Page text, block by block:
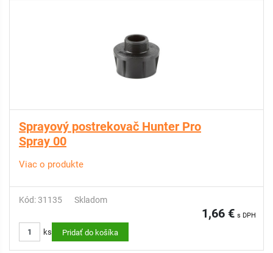
Sprayový postrekovač Hunter Pro
Spray 00
Viac o produkte
Kód: 31135 Skladom
1,66 € s DPH
ks Pridať do košíka